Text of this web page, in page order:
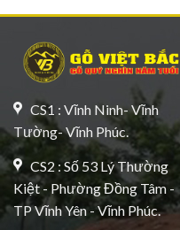
CS1 : Vĩnh Ninh- Vĩnh
Tường- Vĩnh Phúc.
CS2 : Số 53 Lý Thường
Kiệt - Phường Đồng Tâm -
TP Vĩnh Yên - Vĩnh Phúc.